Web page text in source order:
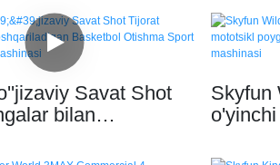
bilan
Savat Shot
bilan
Arja O'yin
Skyfun